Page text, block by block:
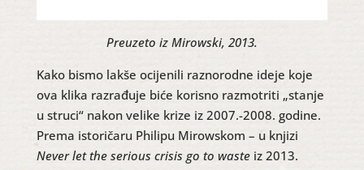
Preuzeto iz Mirowski, 2013.
Kako bismo lakše ocijenili raznorodne ideje koje
ova klika razrađuje biće korisno razmotriti „stanje
u struci“ nakon velike krize iz 2007.-2008. godine.
Prema istoričaru Philipu Mirowskom – u knjizi
Never let the serious crisis go to waste iz 2013.